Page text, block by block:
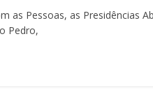
as Pessoas, as Presidências
Pedro,